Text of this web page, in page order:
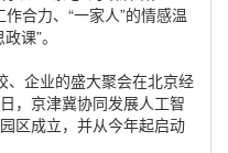
合力、“一家人”的情感温
课”。
、企业的盛大聚会在北京经
，京津冀协同发展人工智
区成立，并从今年起启动